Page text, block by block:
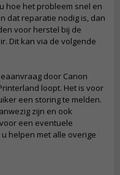
hoe het probleem snel en
dat reparatie nodig is, dan
voor herstel bij de
Dit kan via de volgende
door Canon
loopt. Het is voor
een storing te melden.
zijn en ook
een eventuele
helpen met alle overige